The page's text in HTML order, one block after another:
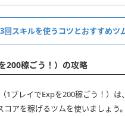
回スキルを使うコツとおすすめツ
200稼ごう！）の攻略
1プレイでExpを200稼ごう！）は
アを稼げるツムを使いましょう。